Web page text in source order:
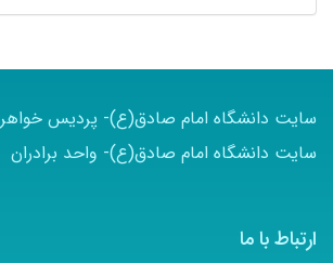
سایت دانشگاه امام صادق(ع)- پردیس
سایت دانشگاه امام صادق(ع)- واحد برادران
ارتباط با ما